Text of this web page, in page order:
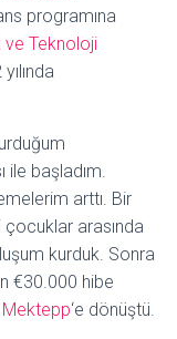
programına
ve Teknoloji
ile başladım.
arttı. Bir
arasında
kurduk. Sonra
€30.000 hibe
Mektepp‘e dönüştü.